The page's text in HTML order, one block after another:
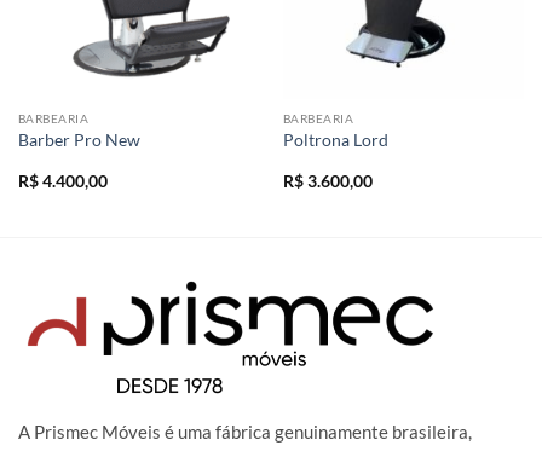
BARBEARIA
Barber Pro New
R$4.400,00
BARBEARIA
Poltrona Lord
R$3.600,00
A Prismec Móveis é uma fábrica genuinamente brasileira,